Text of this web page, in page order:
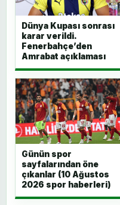
Dünya Kupası sonrası
karar verildi.
Fenerbahçe’den
Amrabat açıklaması
Günün spor
sayfalarından öne
çıkanlar (10 Ağustos
2026 spor haberleri)